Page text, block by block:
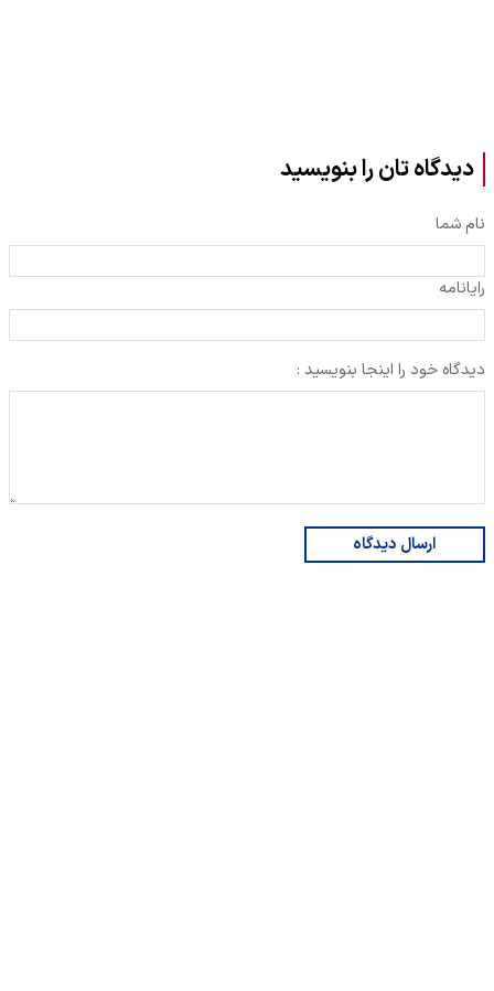
دیدگاه تان را بنویسید
نام شما
رایانامه
دیدگاه خود را اینجا بنویسید :
ارسال دیدگاه